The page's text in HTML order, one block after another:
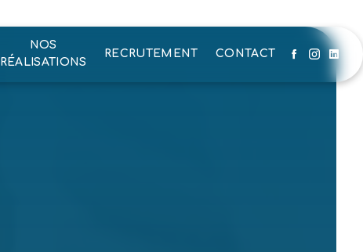
NOS
RÉALISATIONS
RECRUTEMENT CONTACT